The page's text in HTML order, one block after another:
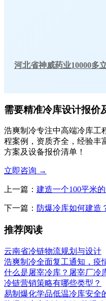
河北省神威药业10000多
需要精准冷库设计报价
浩爽制冷专注中高端冷库工
程案例，资质齐全，经验丰
方案及设备报价清单！
立即咨询 →
上一篇： 建造一个100平米
下一篇： 防爆冷库如何建造
推荐阅读
云南省冷链物流规划与设计
浩爽制冷全面复工通知，疫
什么是屠宰冷库？屠宰厂冷
冷链营销策略有哪些类型？
易制爆化学品低温冷库安全